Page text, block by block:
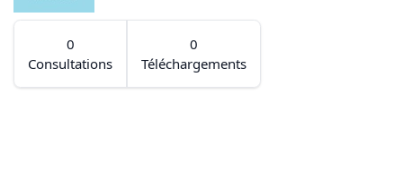
0
Consultations
0
Téléchargements